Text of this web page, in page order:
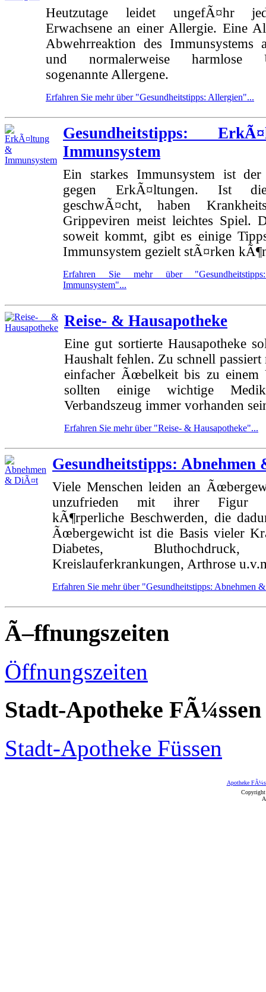
Heutzutage leidet ungefÃ¤hr
Erwachsene an einer Allergie. Eine
Abwehrreaktion des Immunsystems
und normalerweise harmlose
sogenannte Allergene.
Erfahren Sie mehr über "Gesundheitstipps: Allergien"...
Gesundheitstipps:
Immunsystem
Ein starkes Immunsystem ist der
gegen ErkÃ¤ltungen. Ist
geschwÃ¤cht, haben
Grippeviren meist leichtes Spiel.
soweit kommt, gibt es einige
Immunsystem gezielt stÃ¤rken
Erfahren Sie mehr über
Immunsystem"...
Reise- & Hausapotheke
Eine gut sortierte Hausapotheke
Haushalt fehlen. Zu schnell
einfacher Ãœbelkeit bis zu einem
sollten einige wichtige
Verbandszeug immer vorhanden
Erfahren Sie mehr über "Reise- & Hausapotheke"...
Gesundheitstipps: Abnehmen
Viele Menschen leiden an
unzufrieden mit ihrer Figur
kÃ¶rperliche Beschwerden, die
Ãœbergewicht ist die Basis vieler
Diabetes, Bluthochdruck,
Kreislauferkrankungen, Arthrose
Erfahren Sie mehr über "Gesundheitstipps: Abnehmen
Ã–ffnungszeiten
Öffnungszeiten
Stadt-Apotheke FÃ¼ssen
Stadt-Apotheke Füssen
Apotheke
Copyright